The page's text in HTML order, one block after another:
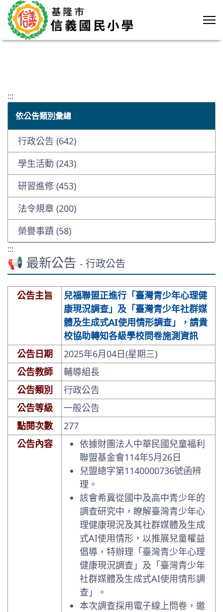
:::
依公告類別彙總
行政公告 (642)
學生活動 (243)
研習進修 (453)
法令規章 (200)
榮譽事蹟 (58)
:::
📢 最新公告 - 行政公告
公告主旨
兒福聯盟正進行「臺灣青少年心理健
康現況調查」及「臺灣青少年社群媒
體及生成式AI使用情形調查」，請貴
校協助轉知各級學校問卷施測資訊
公告日期
2025年6月04日(星期三)
公告教師
輔導組長
公告類別
行政公告
公告等級
一般公告
點閱次數
277
公告內容
依據財團法人中華民國兒童福利
聯盟基金會114年5月26日
兒盟總字第1140000736號函辨
理。
該會希冀從國中及高中青少年的
調查研究中，瞭解臺灣青少年心
理健康現況及其社群媒體及生成
式AI使用情形，以推展兒童權益
倡導，特辦理「臺灣青少年心理
健康現況調查」及「臺灣青少年
社群媒體及生成式AI使用情形調
查」。
本次調查採用電子線上問卷，邀